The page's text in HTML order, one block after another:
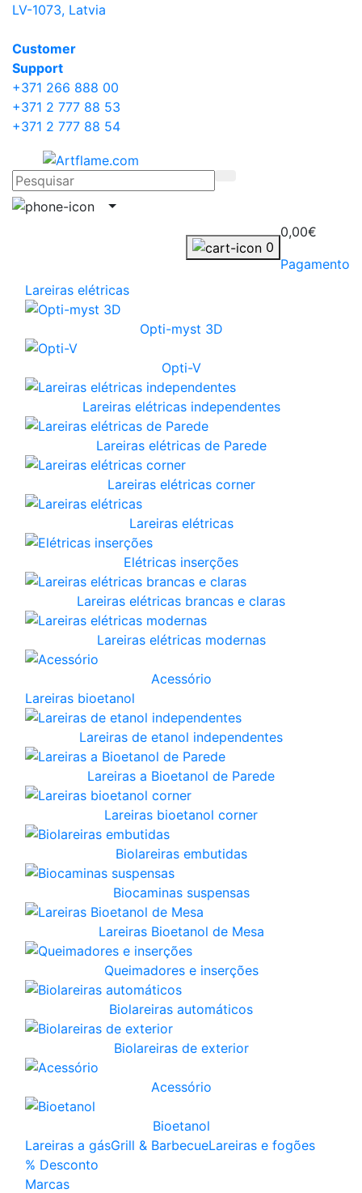
LV-1073, Latvia
Сustomer
Support
+371 266 888 00
+371 2 777 88 53
+371 2 777 88 54
0
0,00€
Pagamento
Lareiras elétricas
Opti-myst 3D
Opti-V
Lareiras elétricas independentes
Lareiras elétricas de Parede
Lareiras elétricas corner
Lareiras elétricas
Elétricas inserções
Lareiras elétricas brancas e claras
Lareiras elétricas modernas
Acessório
Lareiras bioetanol
Lareiras de etanol independentes
Lareiras a Bioetanol de Parede
Lareiras bioetanol corner
Biolareiras embutidas
Biocaminas suspensas
Lareiras Bioetanol de Mesa
Queimadores e inserções
Biolareiras automáticos
Biolareiras de exterior
Acessório
Bioetanol
Lareiras a gásGrill & BarbecueLareiras e fogões
% Desconto
Marcas